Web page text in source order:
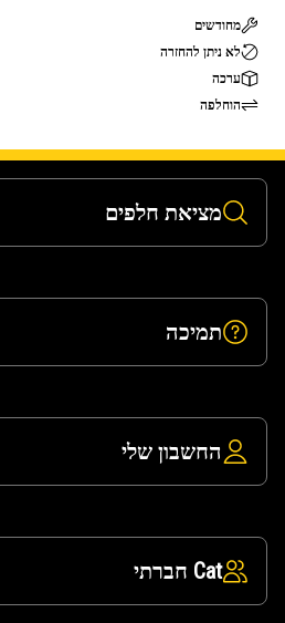
מחודשים
לא ניתן להחזרה
ערכה
הוחלפה
מציאת חלפים
תמיכה
החשבון שלי
Cat חברתי